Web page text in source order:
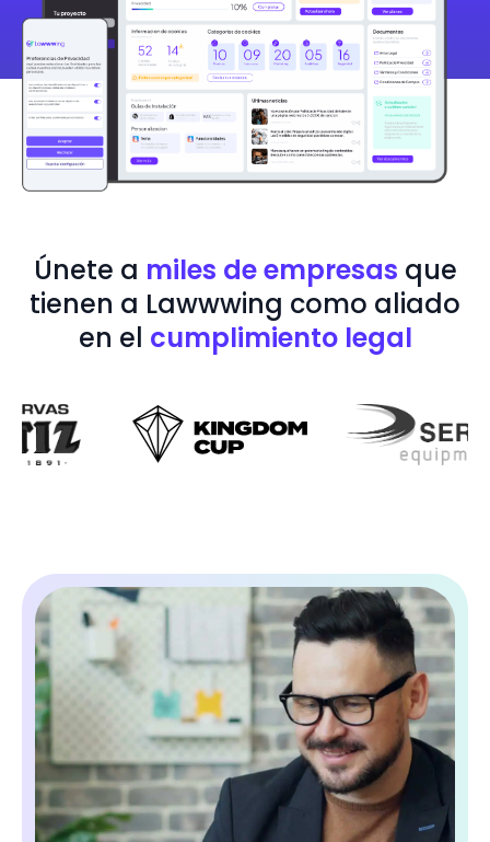
Únete a miles de empresas que
tienen a Lawwwing como aliado
en el cumplimiento legal